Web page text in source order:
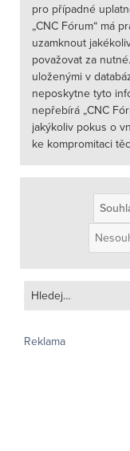
pro případné
„CNC Fórum“ má
uzamknout
považovat za
uloženými v
neposkytne tyto
nepřebírá „CNC
jakýkoliv pokus o
ke kompromitaci
Reklama